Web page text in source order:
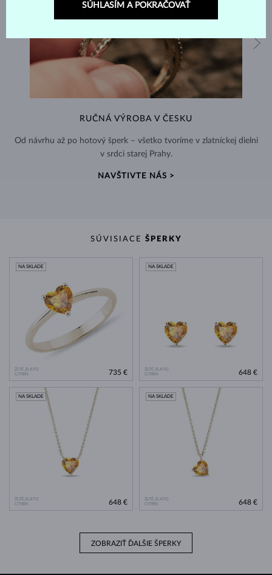
RUČNÁ VÝROBA V ČESKU
Od návrhu až po hotový šperk – všetko tvoríme v zlatníckej dielni
v srdci starej Prahy.
NAVŠTIVTE NÁS >
SÚVISIACE ŠPERKY
ŽLTÉ ZLATO
CITRÍN
NA SKLADE
735 €
ŽLTÉ ZLATO
CITRÍN
NA SKLADE
648 €
ŽLTÉ ZLATO
CITRÍN
NA SKLADE
648 €
ŽLTÉ ZLATO
CITRÍN
NA SKLADE
648 €
ZOBRAZIŤ ĎALŠIE ŠPERKY
SÚHLASÍM A POKRAČOVAŤ